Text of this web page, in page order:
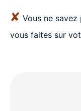
✘ Vous ne
vous faites sur